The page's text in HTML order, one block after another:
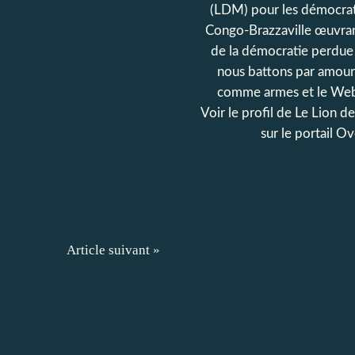
Article suivant »
(LDM) pour les
Congo-Brazzaville
de la démocratie
nous battons par
comme armes et le
Voir le profil de Le Lion
sur le portail